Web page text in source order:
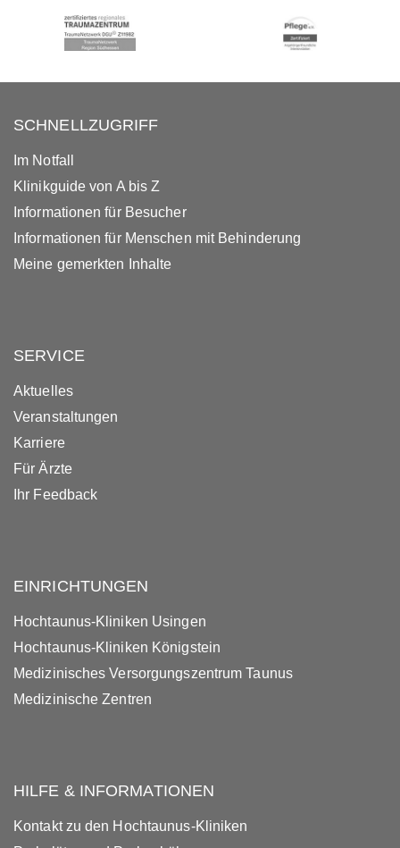
SCHNELLZUGRIFF
Im Notfall
Klinikguide von A bis Z
Informationen für Besucher
Informationen für Menschen mit Behinderung
Meine gemerkten Inhalte
SERVICE
Aktuelles
Veranstaltungen
Karriere
Für Ärzte
Ihr Feedback
EINRICHTUNGEN
Hochtaunus-Kliniken Usingen
Hochtaunus-Kliniken Königstein
Medizinisches Versorgungszentrum Taunus
Medizinische Zentren
HILFE & INFORMATIONEN
Kontakt zu den Hochtaunus-Kliniken